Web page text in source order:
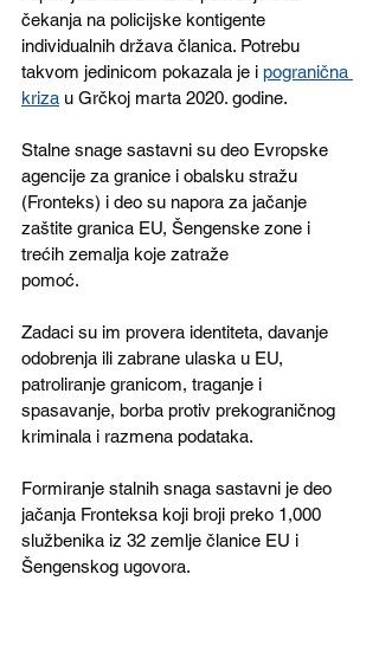
čekanja na policijske kontigente
individualnih država članica. Potrebu
takvom jedinicom pokazala je i pogranična
kriza u Grčkoj marta 2020. godine.
Stalne snage sastavni su deo Evropske
agencije za granice i obalsku stražu
(Fronteks) i deo su napora za jačanje
zaštite granica EU, Šengenske zone i
trećih zemalja koje zatraže
pomoć.
Zadaci su im provera identiteta, davanje
odobrenja ili zabrane ulaska u EU,
patroliranje granicom, traganje i
spasavanje, borba protiv prekograničnog
kriminala i razmena podataka.
Formiranje stalnih snaga sastavni je deo
jačanja Fronteksa koji broji preko 1,000
službenika iz 32 zemlje članice EU i
Šengenskog ugovora.